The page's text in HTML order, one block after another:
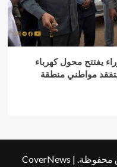
يفتتح محول كهرباء
مواطني منطقة
محفوظة. |
CoverNews